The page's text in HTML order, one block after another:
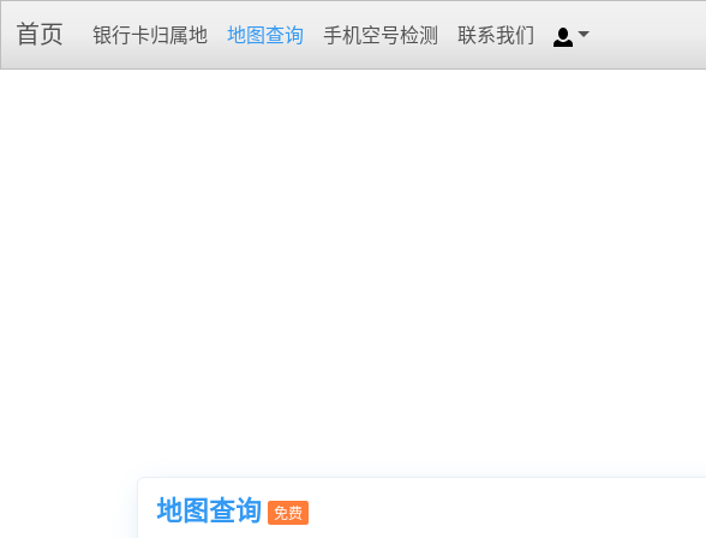
首页 银行卡归属地 地图查询 手机空号检测 联系我们
地图查询 免费